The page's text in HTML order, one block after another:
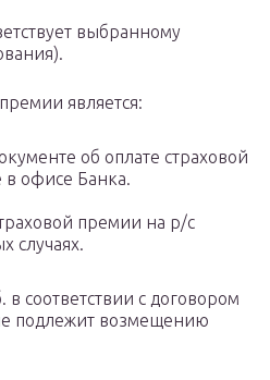
выбранному
является:
об оплате страховой
в офисе Банка.
премии на р/с
случаях.
в соответствии с договором
подлежит возмещению